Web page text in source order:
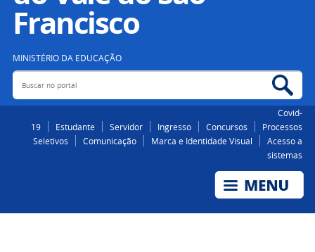
Legislação
Francisco
MINISTÉRIO DA EDUCAÇÃO
Buscar no portal
Covid-
19
Estudante Servidor Ingresso Concursos
Processos
Seletivos
Comunicação Marca e Identidade Visual
Acesso a
sistemas